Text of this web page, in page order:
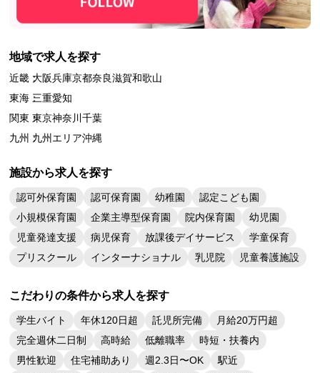
地域で求人を探す
近畿：大阪兵庫京都奈良滋賀和歌山
東海：三重愛知
関東：東京神奈川千葉
九州：九州エリア沖縄
施設から求人を探す
認可外保育園 認可保育園 幼稚園
認定こども園
小規模保育園
企業主導型保育園 院内保育園
幼児園
児童発達支援
病児保育 放課後デイサービス
学童保育
プリスクール
インターナショナル 乳児院 児童養護施設
こだわりの条件から求人を探す
学生バイト 年休120日超 託児所完備
月給20万円超
完全週休二日制
高時給 低離職率
時短・扶養内
男性歓迎
住宅補助あり 週2.3日〜OK
駅近